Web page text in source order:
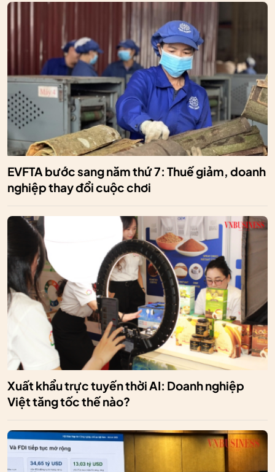
EVFTA bước sang năm thứ 7: Thuế giảm, doanh
nghiệp thay đổi cuộc chơi
Xuất khẩu trực tuyến thời AI: Doanh nghiệp
Việt tăng tốc thế nào?